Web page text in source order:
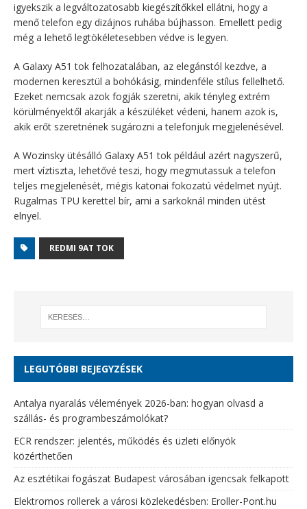
igyekszik a legváltozatosabb kiegészítőkkel ellátni, hogy a
menő telefon egy dizájnos ruhába bújhasson. Emellett pedig
még a lehető legtökéletesebben védve is legyen.
A Galaxy A51 tok felhozatalában, az elegánstól kezdve, a
modernen keresztül a bohókásig, mindenféle stílus fellelhető.
Ezeket nemcsak azok fogják szeretni, akik tényleg extrém
körülményektől akarják a készüléket védeni, hanem azok is,
akik erőt szeretnének sugározni a telefonjuk megjelenésével.
A Wozinsky ütésálló Galaxy A51 tok például azért nagyszerű,
mert víztiszta, lehetővé teszi, hogy megmutassuk a telefon
teljes megjelenését, mégis katonai fokozatú védelmet nyújt.
Rugalmas TPU kerettel bír, ami a sarkoknál minden ütést
elnyel.
REDMI 9AT TOK
LEGUTÓBBI BEJEGYZÉSEK
Antalya nyaralás vélemények 2026-ban: hogyan olvasd a
szállás- és programbeszámolókat?
ECR rendszer: jelentés, működés és üzleti előnyök
közérthetően
Az esztétikai fogászat Budapest városában igencsak felkapott
Elektromos rollerek a városi közlekedésben: Eroller-Pont.hu